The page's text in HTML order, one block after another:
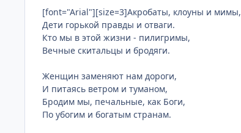
[font="Arial"][size=3]Акробаты, клоуны и мимы,
Дети горькой правды и отваги.
Кто мы в этой жизни - пилигримы,
Вечные скитальцы и бродяги.
Женщин заменяют нам дороги,
И питаясь ветром и туманом,
Бродим мы, печальные, как Боги,
По убогим и богатым странам.